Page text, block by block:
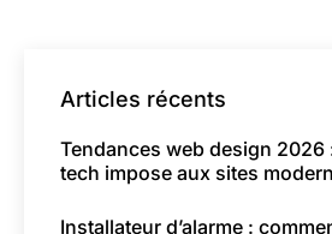
Articles récents
Tendances web design 2026
tech impose aux sites
Installateur d’alarme :